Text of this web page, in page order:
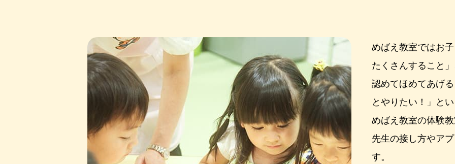
めばえ教室ではお
たくさんすること
認めてほめてあげ
とやりたい！」と
めばえ教室の体験
先生の接し方やア
す。